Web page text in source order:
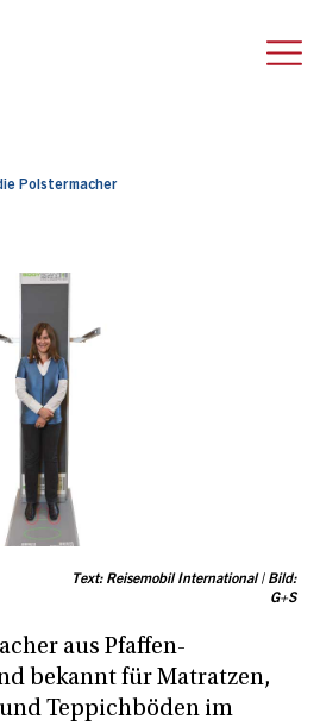
Polstermacher
Text: Reisemobil International | Bild:
G+S
aus Pfaffen-
bekannt für Matratzen,
Teppichböden im